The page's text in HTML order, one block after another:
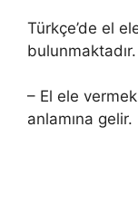
Türkçe’de el
– El ele
anlamına gelir.